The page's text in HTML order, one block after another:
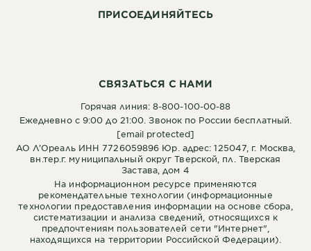
СВЯЗАТЬСЯ С НАМИ
Горячая линия: 8-800-100-00-88
Ежедневно с 9:00 до 21:00. Звонок по России бесплатный.
[email protected]
АО Л’Ореаль ИНН 7726059896 Юр. адрес: 125047, г. Москва,
вн.тер.г. муниципальный округ Тверской, пл. Тверская
Застава, дом 4
На информационном ресурсе применяются
рекомендательные технологии (информационные
технологии предоставления информации на основе сбора,
систематизации и анализа сведений, относящихся к
предпочтениям пользователей сети "Интернет",
находящихся на территории Российской Федерации).
ПРИСОЕДИНЯЙТЕСЬ